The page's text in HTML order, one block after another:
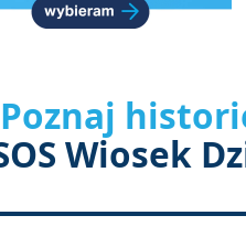
Poznaj
Wiosek